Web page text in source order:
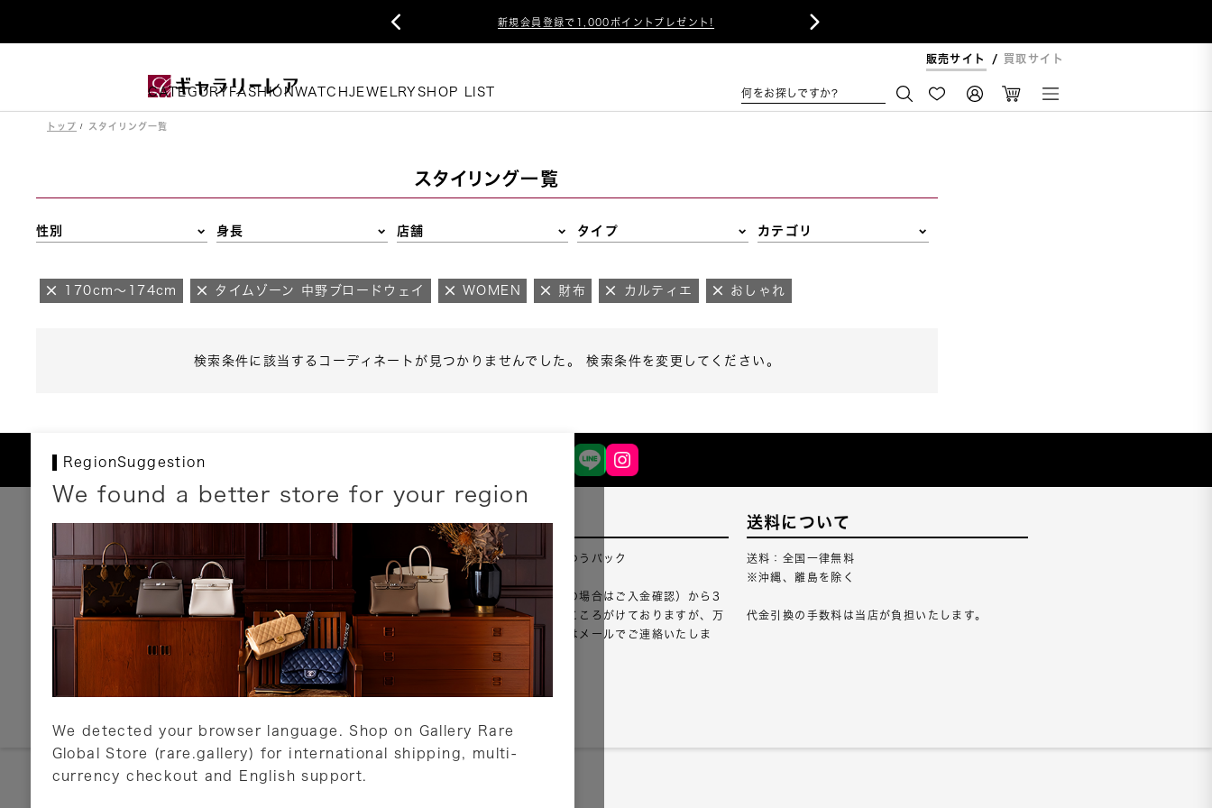
新規会員登録で1,000ポイントプレゼント!
 
販売サイト 買取サイト
CATEGORY FASHIONWATCHJEWELRY SHOP LIST 何をお探しですか?
トップ スタイリング一覧
スタイリング一覧
性別 身長 店舗 タイプ カテゴリ
170cm～174cm タイムゾーン 中野ブロードウェイ WOMEN 財布 カルティエ おしゃれ
検索条件に該当するコーディネートが見つかりませんでした。 検索条件を変更してください。
RegionSuggestion
We found a better store for your region
We detected your browser language. Shop on Gallery Rare
Global Store (rare.gallery) for international shipping, multi-
currency checkout and English support.
お支払いについて
以下のお支払方法が利用可能です。
クレジットカード
ショッピングローン
銀行振込・郵便振替
代金引換
Amazon Pay
PayPay
店頭支払い
詳しくはこちら
配送について
配送業者：佐川急便・ゆうパック
ご注文確認（銀行振込の場合はご入金確認）から3
営業日以内のご出荷をこころがけておりますが、万
が一出荷が遅れる場合はメールでご連絡いたしま
詳しくはこちら
送料について
送料：全国一律無料
※沖縄、離島を除く
代金引換の手数料は当店が負担いたします。